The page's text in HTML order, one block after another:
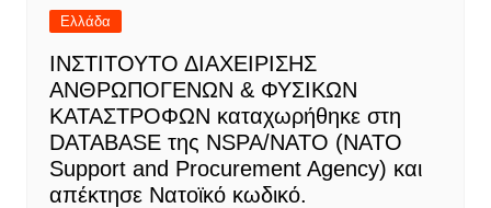
Ελλάδα
IΝΣΤΙΤΟΥΤΟ ΔΙΑΧΕΙΡΙΣΗΣ
ΑΝΘΡΩΠΟΓΕΝΩΝ & ΦΥΣΙΚΩΝ
ΚΑΤΑΣΤΡΟΦΩΝ καταχωρήθηκε στη
DATABASE της NSPA/ΝΑΤΟ (NATO
Support and Procurement Agency) και
απέκτησε Νατοϊκό κωδικό.